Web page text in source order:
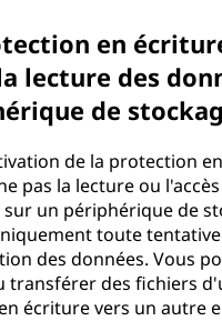
en
lecture des
de
de la protection
pas la lecture ou
un périphérique de
toute
des données. Vous
transférer des fichiers
écriture vers un autre